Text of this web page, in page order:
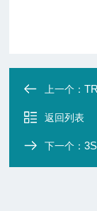
上一个：
返回列表
下一个：